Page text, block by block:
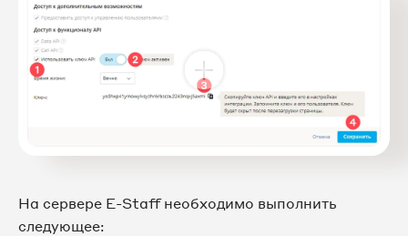
На сервере E-Staff необходимо выполнить
следующее: